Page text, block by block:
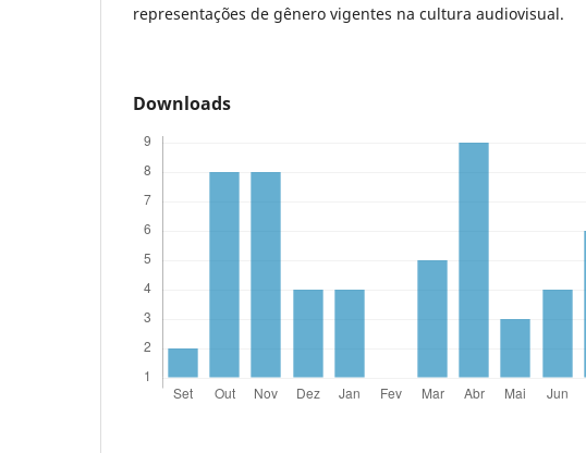
representações de gênero vigentes na cultura audiovisual.
Downloads